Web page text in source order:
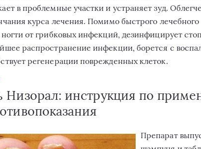
в проблемные участки и устраняет зуд.
курса лечения. Помимо быстрого
от грибковых инфекций, дезинфицирует
распространение инфекции, борется с
регенерации поврежденных клеток.
Низорал: инструкция по
Препарат